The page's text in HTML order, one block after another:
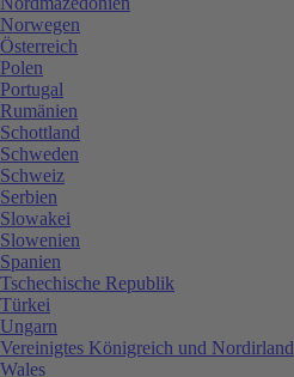
Norwegen
Österreich
Polen
Portugal
Rumänien
Schottland
Schweden
Schweiz
Serbien
Slowakei
Slowenien
Spanien
Tschechische Republik
Türkei
Ungarn
Vereinigtes Königreich und Nordirland
Wales